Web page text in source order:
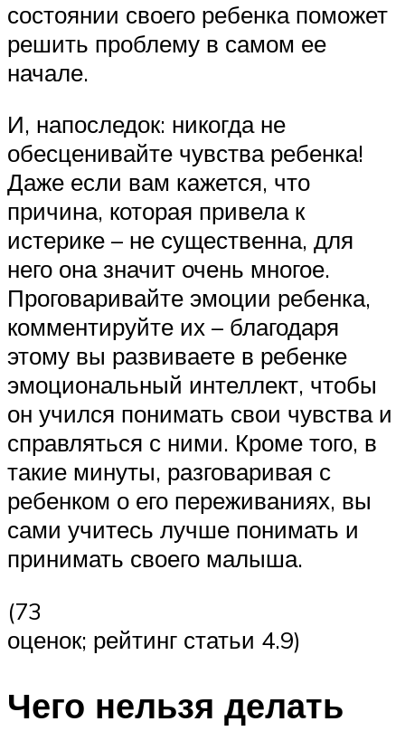
состоянии своего ребенка поможет
решить проблему в самом ее
начале.
И, напоследок: никогда не
обесценивайте чувства ребенка!
Даже если вам кажется, что
причина, которая привела к
истерике – не существенна, для
него она значит очень многое.
Проговаривайте эмоции ребенка,
комментируйте их – благодаря
этому вы развиваете в ребенке
эмоциональный интеллект, чтобы
он учился понимать свои чувства и
справляться с ними. Кроме того, в
такие минуты, разговаривая с
ребенком о его переживаниях, вы
сами учитесь лучше понимать и
принимать своего малыша.
(73
оценок; рейтинг статьи 4.9)
Чего нельзя делать